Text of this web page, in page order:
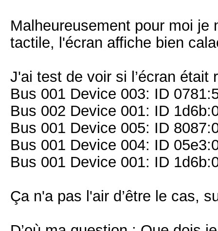
Malheureusement pour moi je
tactile, l'écran affiche bien
J'ai test de voir si l’écran était
Bus 001 Device 003: ID
Bus 002 Device 001: ID
Bus 001 Device 005: ID
Bus 001 Device 004: ID
Bus 001 Device 001: ID
Ça n'a pas l'air d’être le cas,